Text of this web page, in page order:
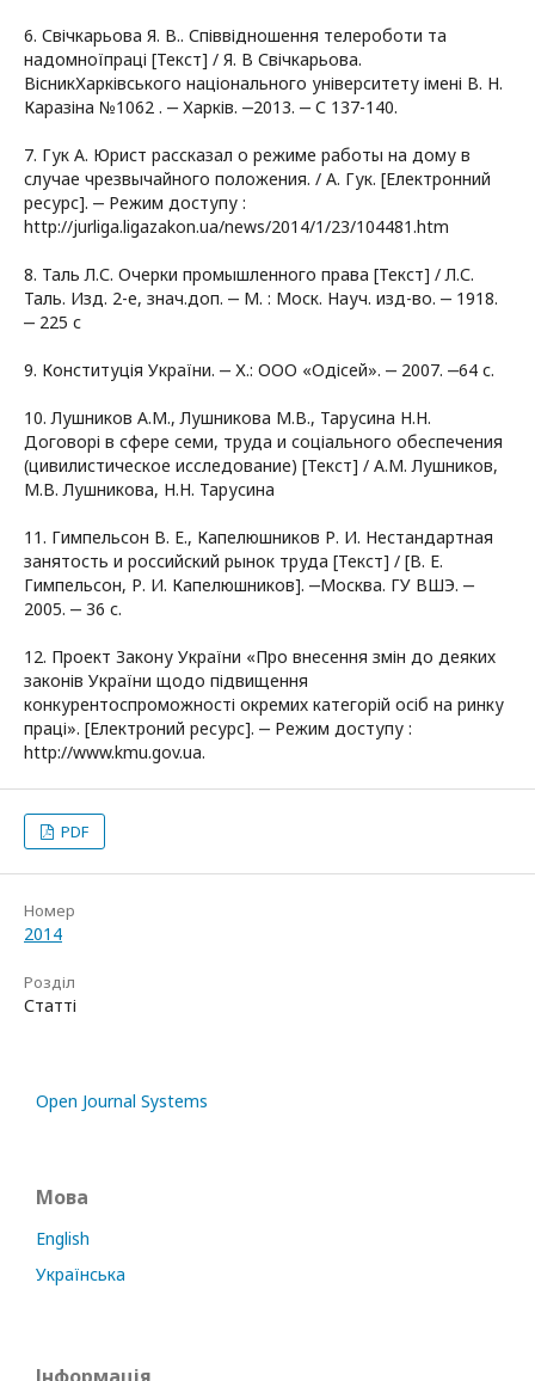
6. Свічкарьова Я. В.. Співвідношення телероботи та
надомноїпраці [Текст] / Я. В Свічкарьова.
ВісникХарківського національного університету імені В. Н.
Каразіна №1062 . ‒ Харків. ‒2013. ‒ С 137-140.
7. Гук А. Юрист рассказал о режиме работы на дому в
случае чрезвычайного положения. / А. Гук. [Електронний
ресурс]. ‒ Режим доступу :
http://jurliga.ligazakon.ua/news/2014/1/23/104481.htm
8. Таль Л.С. Очерки промышленного права [Текст] / Л.С.
Таль. Изд. 2-е, знач.доп. ‒ М. : Моск. Науч. изд-во. ‒ 1918.
‒ 225 с
9. Конституція України. ‒ Х.: ООО «Одісей». ‒ 2007. ‒64 с.
10. Лушников А.М., Лушникова М.В., Тарусина Н.Н.
Договорі в сфере семи, труда и соціального обеспечения
(цивилистическое исследование) [Текст] / А.М. Лушников,
М.В. Лушникова, Н.Н. Тарусина
11. Гимпельсон В. Е., Капелюшников Р. И. Нестандартная
занятость и российский рынок труда [Текст] / [В. Е.
Гимпельсон, Р. И. Капелюшников]. ‒Москва. ГУ ВШЭ. ‒
2005. ‒ 36 с.
12. Проект Закону України «Про внесення змін до деяких
законів України щодо підвищення
конкурентоспроможності окремих категорій осіб на ринку
праці». [Електроний ресурс]. ‒ Режим доступу :
http://www.kmu.gov.ua.
PDF
Номер
2014
Розділ
Статті
Open Journal Systems
Мова
English
Українська